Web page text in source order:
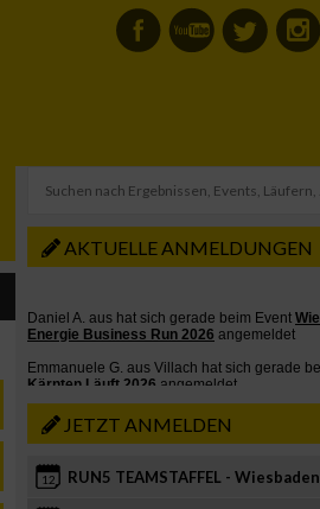
AKTUELLE ANMELDUNGEN
JETZT ANMELDEN
12 RUN5 TEAMSTAFFEL - Wiesbaden